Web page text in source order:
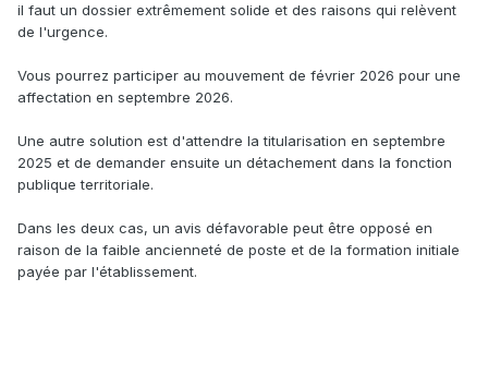
il faut un dossier extrêmement solide et des raisons qui relèvent
de l'urgence.
Vous pourrez participer au mouvement de février 2026 pour une
affectation en septembre 2026.
Une autre solution est d'attendre la titularisation en septembre
2025 et de demander ensuite un détachement dans la fonction
publique territoriale.
Dans les deux cas, un avis défavorable peut être opposé en
raison de la faible ancienneté de poste et de la formation initiale
payée par l'établissement.